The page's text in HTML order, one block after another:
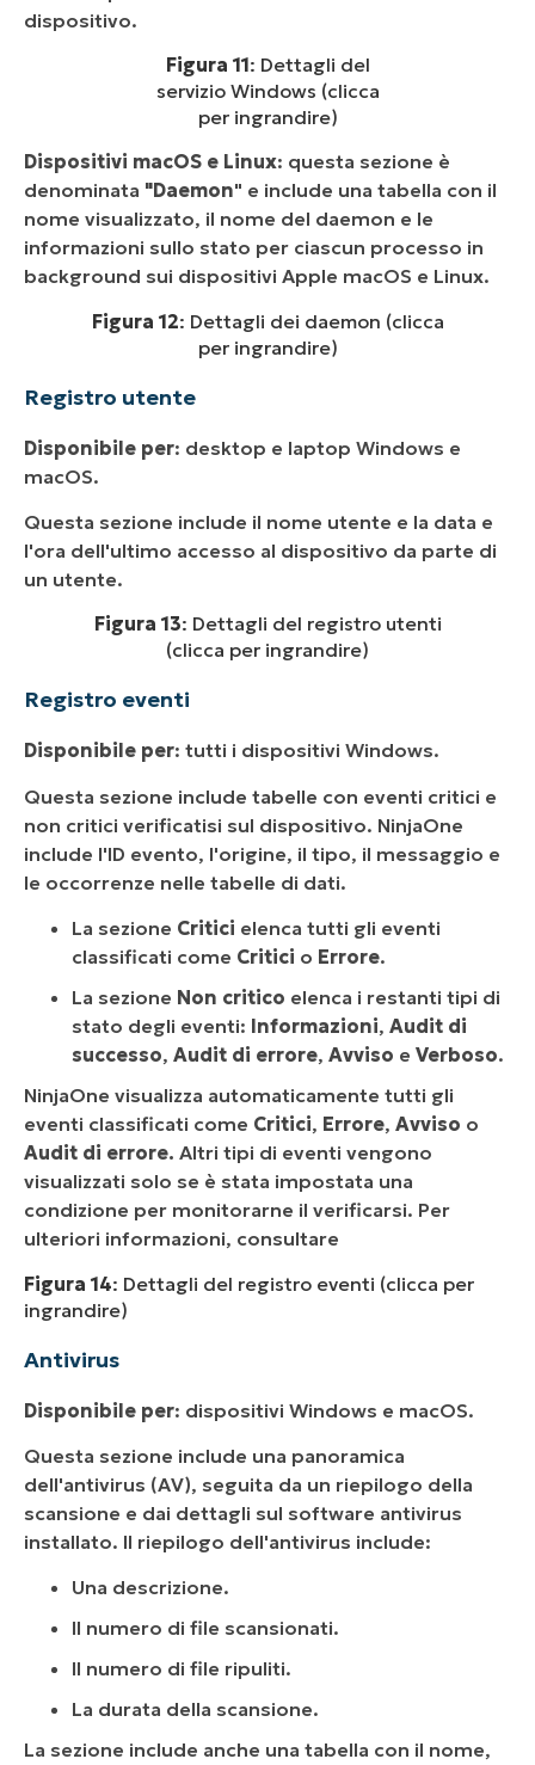
dispositivo.
Figura 11: Dettagli del
servizio Windows (clicca
per ingrandire)
Dispositivi macOS e Linux: questa sezione è
denominata "Daemon" e include una tabella con il
nome visualizzato, il nome del daemon e le
informazioni sullo stato per ciascun processo in
background sui dispositivi Apple macOS e Linux.
Figura 12: Dettagli dei daemon (clicca
per ingrandire)
Registro utente
Disponibile per: desktop e laptop Windows e
macOS.
Questa sezione include il nome utente e la data e
l'ora dell'ultimo accesso al dispositivo da parte di
un utente.
Figura 13: Dettagli del registro utenti
(clicca per ingrandire)
Registro eventi
Disponibile per: tutti i dispositivi Windows.
Questa sezione include tabelle con eventi critici e
non critici verificatisi sul dispositivo. NinjaOne
include l'ID evento, l'origine, il tipo, il messaggio e
le occorrenze nelle tabelle di dati.
La sezione Critici elenca tutti gli eventi
classificati come Critici o Errore.
La sezione Non critico elenca i restanti tipi di
stato degli eventi: Informazioni, Audit di
successo, Audit di errore, Avviso e Verboso.
NinjaOne visualizza automaticamente tutti gli
eventi classificati come Critici, Errore, Avviso o
Audit di errore. Altri tipi di eventi vengono
visualizzati solo se è stata impostata una
condizione per monitorarne il verificarsi. Per
ulteriori informazioni, consultare
Figura 14: Dettagli del registro eventi (clicca per
ingrandire)
Antivirus
Disponibile per: dispositivi Windows e macOS.
Questa sezione include una panoramica
dell'antivirus (AV), seguita da un riepilogo della
scansione e dai dettagli sul software antivirus
installato. Il riepilogo dell'antivirus include:
Una descrizione.
Il numero di file scansionati.
Il numero di file ripuliti.
La durata della scansione.
La sezione include anche una tabella con il nome,